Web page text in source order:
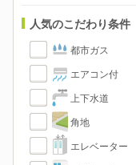
人気のこだわり条件
都市ガス
エアコン付
上下水道
角地
エレベーター